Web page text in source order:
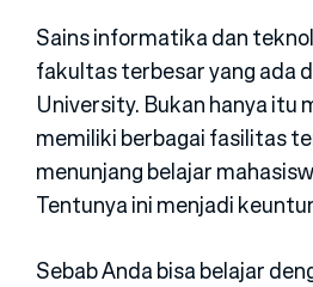
Sains informatika dan
fakultas terbesar yang ada
University. Bukan hanya itu
memiliki berbagai fasilitas
menunjang belajar
Tentunya ini menjadi
Sebab Anda bisa belajar